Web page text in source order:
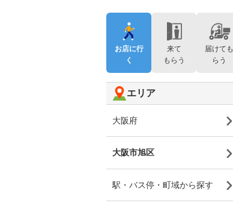
お店に行
く
来て
もらう
届けても
らう
エリア
大阪府
大阪市旭区
駅・バス停・町域から探す